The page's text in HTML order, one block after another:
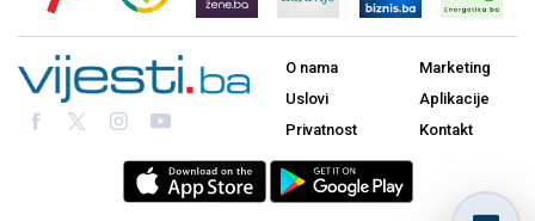
O nama
Uslovi
Privatnost
Marketing
Aplikacije
Kontakt